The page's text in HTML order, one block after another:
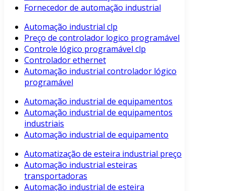
Fornecedor de automação industrial
Automação industrial clp
Preço de controlador logico programável
Controle lógico programável clp
Controlador ethernet
Automação industrial controlador lógico
programável
Automação industrial de equipamentos
Automação industrial de equipamentos
industriais
Automação industrial de equipamento
Automatização de esteira industrial preço
Automação industrial esteiras
transportadoras
Automação industrial de esteira